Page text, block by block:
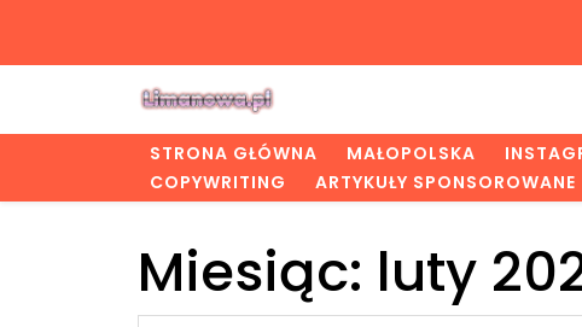
content
STRONA GŁÓWNA MAŁOPOLSKA
COPYWRITING
ARTYKUŁY SPONSOROWANE
Miesiąc: luty